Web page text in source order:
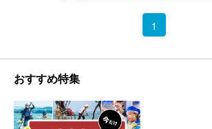
1
おすすめ特集